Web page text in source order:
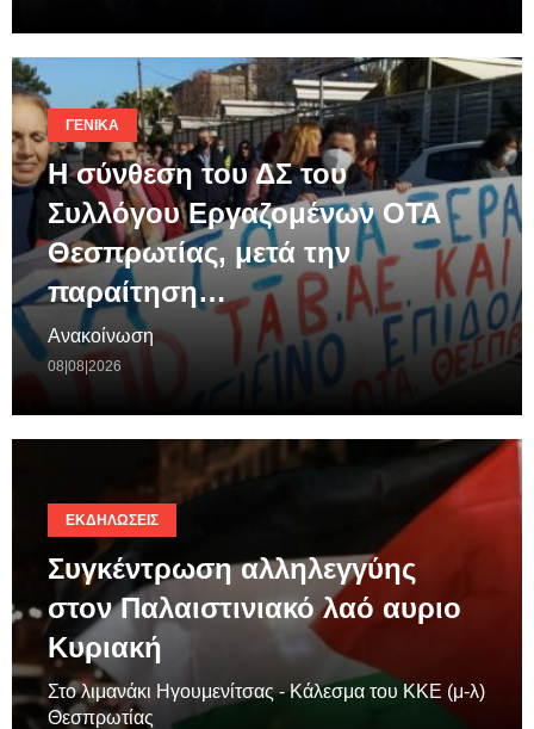
ΓΕΝΙΚΆ
Η σύνθεση του ΔΣ του
Συλλόγου Εργαζομένων ΟΤΑ
Θεσπρωτίας, μετά την
παραίτηση…
Ανακοίνωση
08|08|2026
ΕΚΔΗΛΏΣΕΙΣ
Συγκέντρωση αλληλεγγύης
στον Παλαιστινιακό λαό αυριο
Κυριακή
Στο λιμανάκι Ηγουμενίτσας - Κάλεσμα του ΚΚΕ (μ-λ)
Θεσπρωτίας